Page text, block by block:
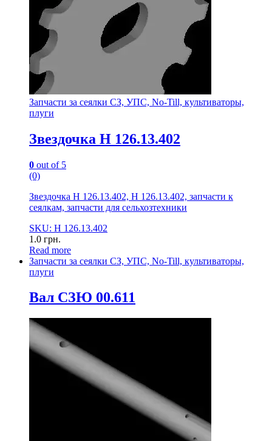
Запчасти за сеялки СЗ, УПС, No-Till, культиваторы,
плуги
Звездочка Н 126.13.402
0 out of 5
(0)
Звездочка Н 126.13.402, Н 126.13.402, запчасти к
сеялкам, запчасти для сельхозтехники
SKU: Н 126.13.402
1.0 грн.
Read more
Запчасти за сеялки СЗ, УПС, No-Till, культиваторы,
плуги
Вал СЗЮ 00.611